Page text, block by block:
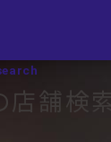
店舗検索